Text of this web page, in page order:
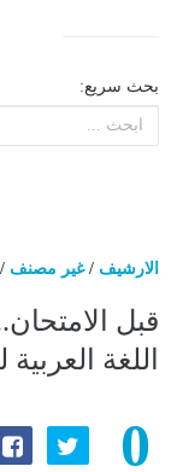
بحث سريع:
الارشيف /غير مصنف /
قبل
اللغة العربية
0